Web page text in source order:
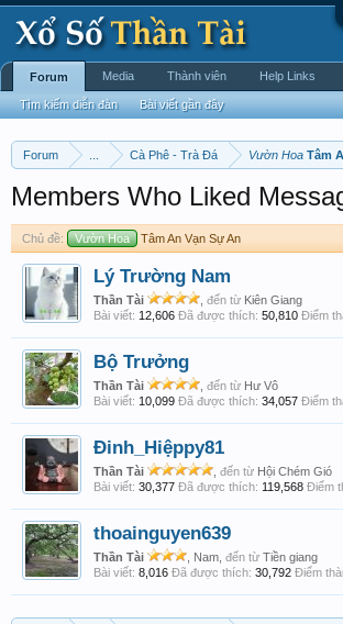
Forum Cà Phê - Trà Đá Vườn Hoa Tâm
Members Who Liked
Chủ đề: Vườn Hoa Tâm An Vạn Sự An
Lý Trường Nam
Thần Tài đến từ Kiên Giang
Bài viết: 12,606 Đã được thích: 50,810 Điểm
Bộ Trưởng
Thần Tài đến từ Hư Vô
Bài viết: 10,099 Đã được thích: 34,057 Điểm
Đinh_Hiệppy81
Thần Tài đến từ Hội Chém Gió
Bài viết: 30,377 Đã được thích: 119,568 Điểm
thoainguyen639
Thần Tài , Nam, đến từ Tiền giang
Bài viết: 8,016 Đã được thích: 30,792 Điểm
Forum
Tìm kiếm diễn đàn Bài viết gần đây
Media Thành viên Help Links